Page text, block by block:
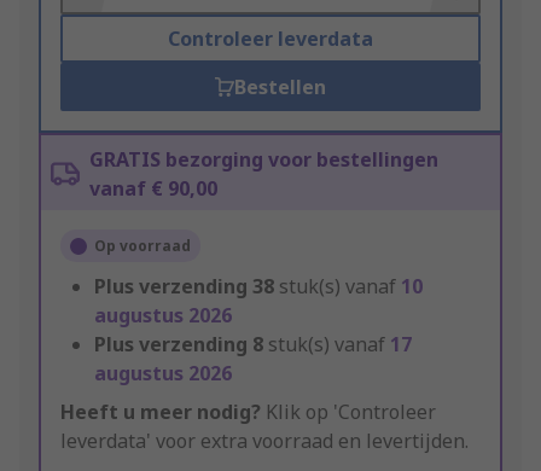
Controleer leverdata
Bestellen
GRATIS bezorging voor bestellingen
vanaf € 90,00
Op voorraad
Plus verzending 38 stuk(s) vanaf 10
augustus 2026
Plus verzending 8 stuk(s) vanaf 17
augustus 2026
Heeft u meer nodig? Klik op 'Controleer
leverdata' voor extra voorraad en levertijden.